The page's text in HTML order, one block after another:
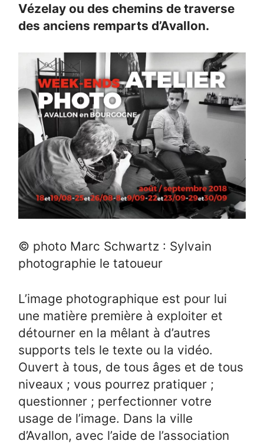
Vézelay ou des chemins de traverse
des anciens remparts d’Avallon.
© photo Marc Schwartz : Sylvain
photographie le tatoueur
L’image photographique est pour lui
une matière première à exploiter et
détourner en la mêlant à d’autres
supports tels le texte ou la vidéo.
Ouvert à tous, de tous âges et de tous
niveaux ; vous pourrez pratiquer ;
questionner ; perfectionner votre
usage de l’image. Dans la ville
d’Avallon, avec l’aide de l’association